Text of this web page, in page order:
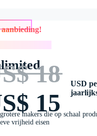
18
15
USD
makers die op schaal
vrijheid eisen